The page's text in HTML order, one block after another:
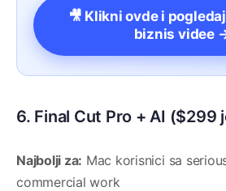
🎥 Klikni ovde i
biznis videe
6. Final Cut Pro + AI ($299
Najbolji za: Mac korisnici sa
commercial work